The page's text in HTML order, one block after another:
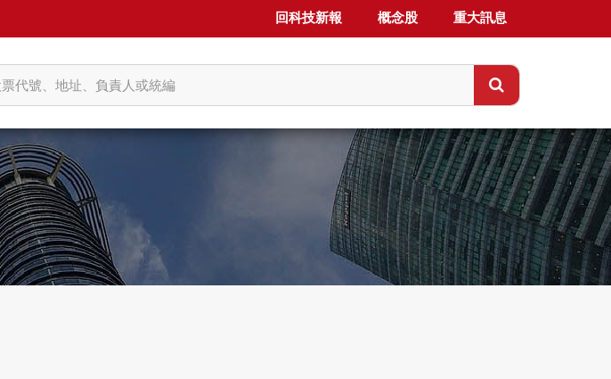
回科技新報 概念股 重大訊息